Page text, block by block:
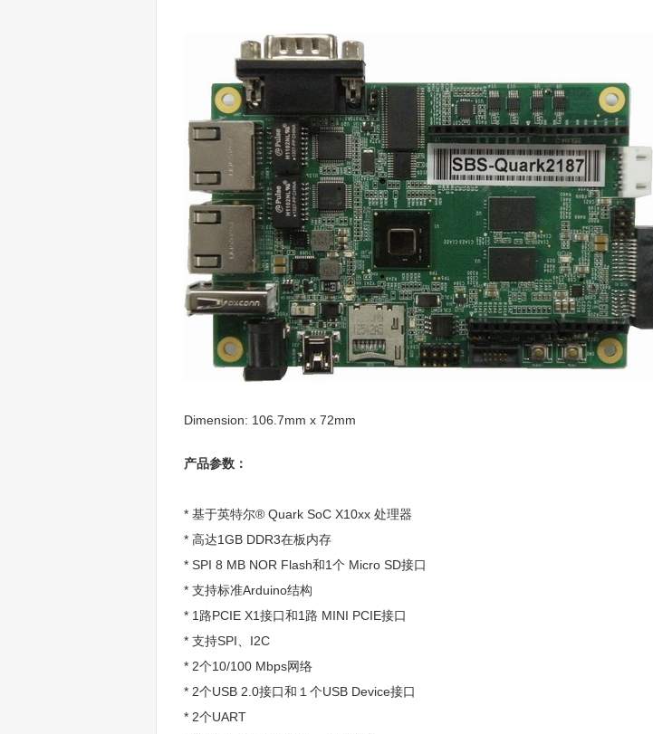
Dimension: 106.7mm x 72mm
产品参数：
* 基于英特尔® Quark SoC X10xx 处理器
* 高达1GB DDR3在板内存
* SPI 8 MB NOR Flash和1个 Micro SD接口
* 支持标准Arduino结构
* 1路PCIE X1接口和1路 MINI PCIE接口
* 支持SPI、I2C
* 2个10/100 Mbps网络
* 2个USB 2.0接口和１个USB Device接口
* 2个UART